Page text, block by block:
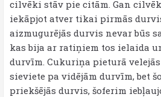
cilvēki stāv pie citām. Gan
iekāpjot atver tikai pirmās
aizmugurējās durvis nevar būs
kas bija ar ratiņiem tos ielaida
durvīm. Cukuriņa pieturā
sieviete pa vidējām durvīm, bet
priekšējās durvis, šoferim